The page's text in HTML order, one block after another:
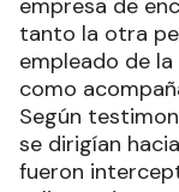
empresa de
tanto la otra
empleado de
como
Según
se dirigían
fueron